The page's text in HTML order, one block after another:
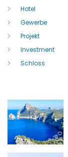
Hotel
Gewerbe
Projekt
Investment
Schloss